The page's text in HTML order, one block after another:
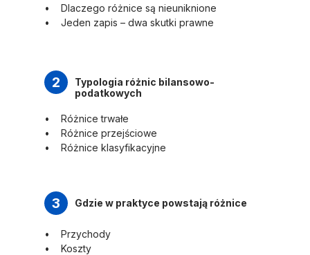
Dlaczego różnice są nieuniknione
Jeden zapis – dwa skutki prawne
2
Typologia różnic bilansowo-
podatkowych
Różnice trwałe
Różnice przejściowe
Różnice klasyfikacyjne
3 Gdzie w praktyce powstają różnice
Przychody
Koszty